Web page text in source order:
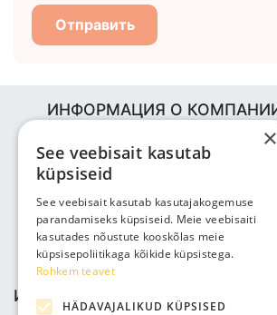
Отправить
ИНФОРМАЦИЯ О
Vabaõhukooli tee 4, Tallinn, 12013
Reg nr: 14690362
НДС: EE102147285
Телефон: +3725143691
info@bjuti.ee
ИНФОРМАЦИЯ
×
See veebisait kasutab
küpsiseid
See veebisait kasutab kasutajakogemuse
parandamiseks küpsiseid. Meie veebisaiti
kasutades nõustute kooskõlas meie
küpsisepoliitikaga kõikide küpsistega.
Rohkem teavet
HÄDAVAJALIKUD KÜPSISED